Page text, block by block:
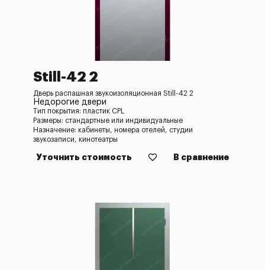
Still-42 2
Дверь распашная звукоизоляционная Still-42 2
Недорогие двери
Тип покрытия: пластик CPL
Размеры: стандартные или индивидуальные
Назначение: кабинеты, номера отелей, студии
звукозаписи, кинотеатры
Уточнить стоимость В сравнение